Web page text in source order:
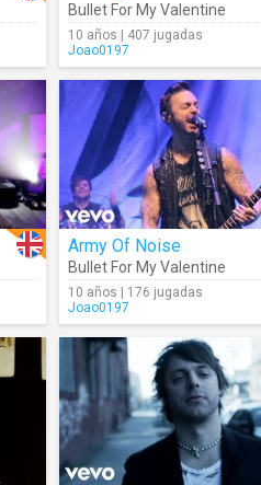
Bullet For My Valentine
10 años | 407 jugadas
Joao0197
Army Of Noise
Bullet For My Valentine
10 años | 176 jugadas
Joao0197